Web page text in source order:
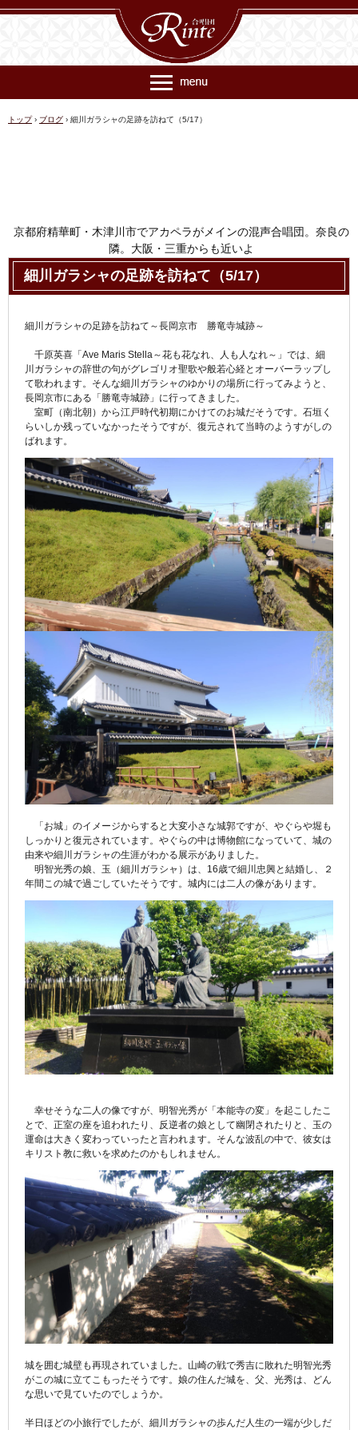
京都府精華町・木津川市でアカペラがメインの混声合唱団。奈良の
隣。大阪・三重からも近いよ
連絡先 rinte@ec018.just-size.net
トップ › ブログ › 細川ガラシャの足跡を訪ねて（5/17）
細川ガラシャの足跡を訪ねて（5/17）
細川ガラシャの足跡を訪ねて～長岡京市 勝竜寺城跡～
千原英喜「Ave Maris Stella～花も花なれ、人も人なれ～」では、細
川ガラシャの辞世の句がグレゴリオ聖歌や般若心経とオーバーラップし
て歌われます。そんな細川ガラシャのゆかりの場所に行ってみようと、
長岡京市にある「勝竜寺城跡」に行ってきました。
室町（南北朝）から江戸時代初期にかけてのお城だそうです。石垣く
らいしか残っていなかったそうですが、復元されて当時のようすがしの
ばれます。
「お城」のイメージからすると大変小さな城郭ですが、やぐらや堀も
しっかりと復元されています。やぐらの中は博物館になっていて、城の
由来や細川ガラシャの生涯がわかる展示がありました。
明智光秀の娘、玉（細川ガラシャ）は、16歳で細川忠興と結婚し、２
年間この城で過ごしていたそうです。城内には二人の像があります。
幸せそうな二人の像ですが、明智光秀が「本能寺の変」を起こしたこ
とで、正室の座を追われたり、反逆者の娘として幽閉されたりと、玉の
運命は大きく変わっていったと言われます。そんな波乱の中で、彼女は
キリスト教に救いを求めたのかもしれません。
城を囲む城壁も再現されていました。山崎の戦で秀吉に敗れた明智光秀
がこの城に立てこもったそうです。娘の住んだ城を、父、光秀は、どん
な思いで見ていたのでしょうか。
半日ほどの小旅行でしたが、細川ガラシャの歩んだ人生の一端が少しだ